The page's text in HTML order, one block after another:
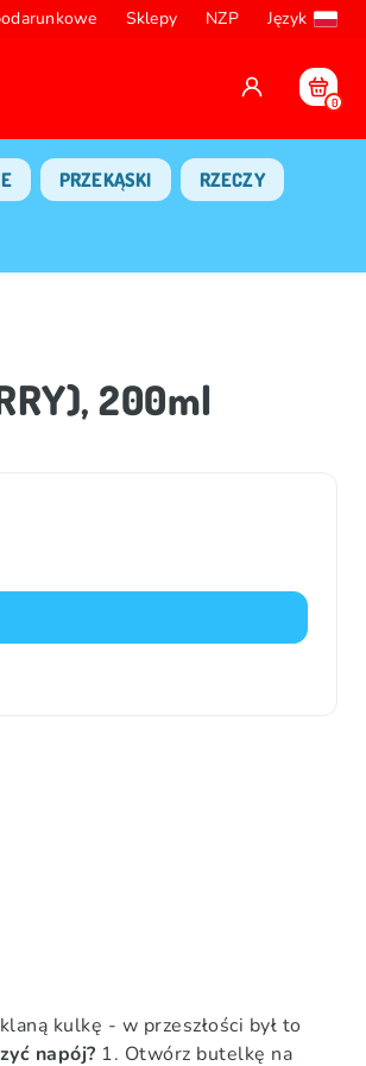
Sklepy NZP Język
0
PRZEKĄSKI RZECZY
200ml
kulkę - w przeszłości był to
napój? 1. Otwórz butelkę na